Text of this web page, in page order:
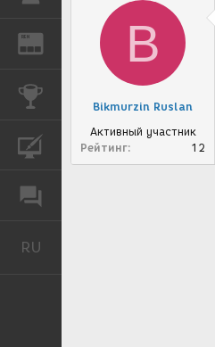
REN ЖУРНАЛ
КУРСЫ
RU
B
Bikmurzin Ruslan
Активный участник
Рейтинг
12